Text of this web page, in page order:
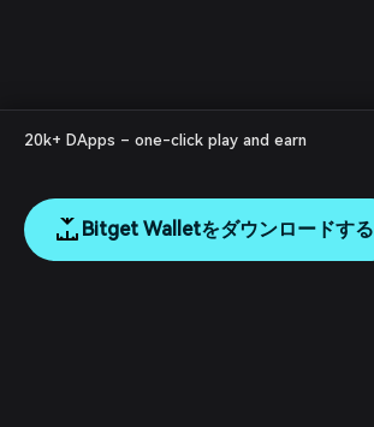
20k+ DApps – one-click play and earn
Bitget Walletをダウンロードする